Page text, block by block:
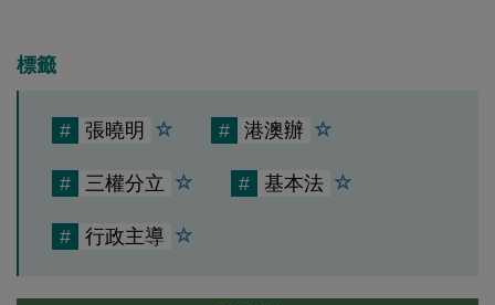
標籤
# 張曉明 # 港澳辦
# ‪三權分立‬ # 基本法
# 行政主導